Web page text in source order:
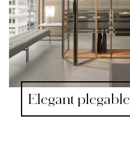
Elegant plegable